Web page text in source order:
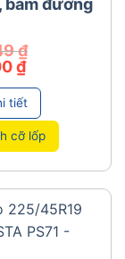
bám đường
₫
₫Giá
hiện
tại
là:
549.000 ₫.
tiết
cỡ lốp